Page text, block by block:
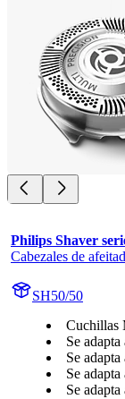
Philips Shaver
Cabezales de
SH50/50
Cuchillas
Se
Se
Se
Se